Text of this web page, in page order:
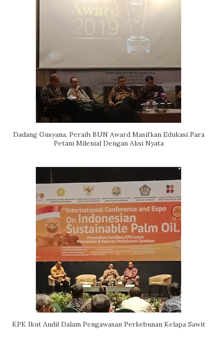
Dadang Gusyana, Peraih BUN Award Masifkan Edukasi Para
Petani Milenial Dengan Aksi Nyata
KPK Ikut Andil Dalam Pengawasan Perkebunan Kelapa Sawit